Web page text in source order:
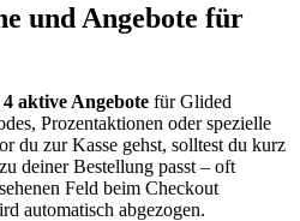
und Angebote für
4 aktive Angebote für Glided
Prozentaktionen oder spezielle
du zur Kasse gehst, solltest du kurz
deiner Bestellung passt – oft
Feld beim Checkout
automatisch abgezogen.